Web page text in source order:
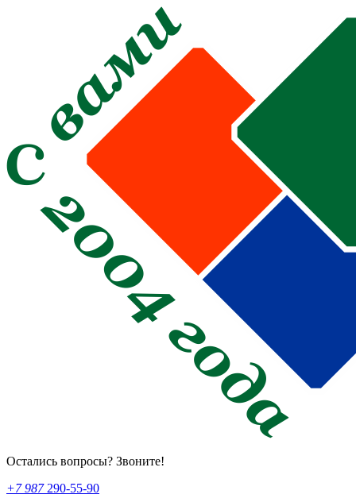
Остались вопросы? Звоните!
+7 987290-55-90